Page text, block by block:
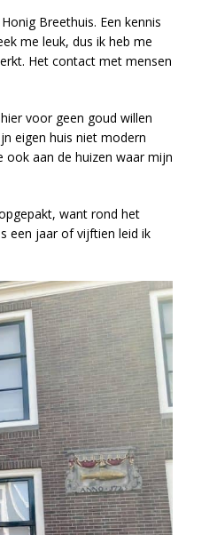
Breethuis. Een kennis
me leuk, dus ik heb me
Het contact met mensen
voor geen goud willen
eigen huis niet modern
ook aan de huizen waar mijn
want rond het
een jaar of vijftien leid ik